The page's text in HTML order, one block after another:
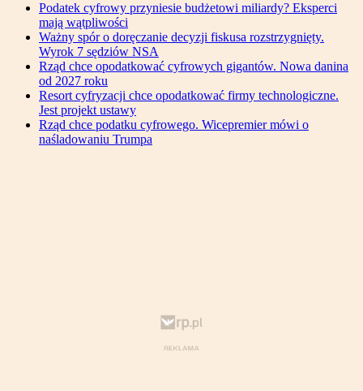
Podatek cyfrowy przyniesie budżetowi miliardy? Eksperci
mają wątpliwości
Ważny spór o doręczanie decyzji fiskusa rozstrzygnięty.
Wyrok 7 sędziów NSA
Rząd chce opodatkować cyfrowych gigantów. Nowa danina
od 2027 roku
Resort cyfryzacji chce opodatkować firmy technologiczne.
Jest projekt ustawy
Rząd chce podatku cyfrowego. Wicepremier mówi o
naśladowaniu Trumpa